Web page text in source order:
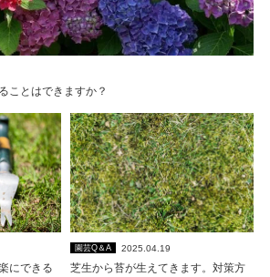
ことはできますか？
にできる
園芸Q＆A 2025.04.19
芝生から苔が生えてきます。対策方